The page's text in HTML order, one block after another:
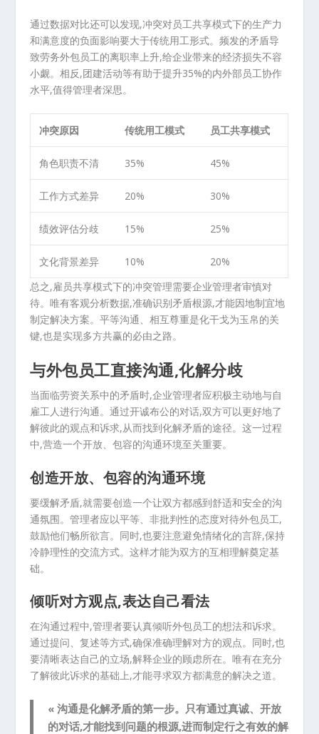
通过数据对比还可以发现,冲突对员工共享模式下的生产力
和满意度的负面影响要大于传统用工形式。频发的矛盾导
致劳务外包员工的离职率上升,给企业带来的经济损失不容
小觑。相反,团建活动等有助于提升35%的内外部员工协作
水平,值得管理者深思。
冲突原因 传统用工模式 员工共享模式
角色职责不清 35% 45%
工作方式差异 20% 30%
绩效评估分歧 15% 25%
文化背景差异 10%
20%
总之,雇员共享模式下的冲突管理需要企业管理者审慎对
待。唯有客观分析数据,准确识别矛盾根源,才能因地制宜地
制定解决方案。平等沟通、相互尊重是化干戈为玉帛的关
键,也是实现多方共赢的必由之路。
与外包员工直接沟通,化解分歧
当面临劳资关系中的矛盾时,企业管理者应积极主动地与自
雇工人进行沟通。通过开诚布公的对话,双方可以更好地了
解彼此的观点和诉求,从而找到化解矛盾的途径。这一过程
中,营造一个开放、包容的沟通环境至关重要。
创造开放、包容的沟通环境
要缓解矛盾,就需要创造一个让双方都感到舒适和安全的沟
通氛围。管理者应以平等、非批判性的态度对待外包员工,
鼓励他们畅所欲言。同时,也要注意避免情绪化的言辞,保持
冷静理性的交流方式。这样才能为双方的互相理解奠定基
础。
倾听对方观点,表达自己看法
在沟通过程中,管理者要认真倾听外包员工的想法和诉求。
通过提问、复述等方式,确保准确理解对方的观点。同时,也
要清晰表达自己的立场,解释企业的顾虑所在。唯有在充分
了解彼此诉求的基础上,才能寻求双方都满意的解决之道。
« 沟通是化解矛盾的第一步。只有通过真诚、开放
的对话,才能找到问题的根源,进而制定行之有效的解